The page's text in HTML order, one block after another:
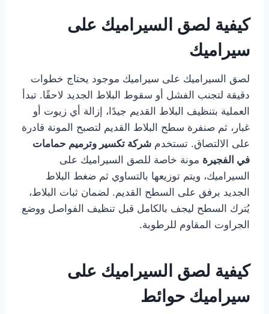
كيفية لصق السيراميك على
سيراميك
لصق السيراميك على سيراميك موجود يحتاج خطوات
دقيقة لتجنب الفشل أو سقوط البلاط الجديد لاحقًا. تبدأ
العملية بتنظيف البلاط القديم جيدًا، إزالة أي زيوت أو
غبار، ثم صنفرة سطح البلاط القديم لتصبح المونة قادرة
على الالتصاق. تستخدم شركة تكسير وترميم حمامات
في الفجيرة مونة خاصة للصق السيراميك على
السيراميك، ويتم توزيعها بالتساوي ثم ضغط البلاط
الجديد برفق على السطح القديم. لضمان ثبات البلاط،
يُترك السطح ليجف بالكامل قبل تنظيف الفواصل ووضع
الجراوت المقاوم للرطوبة.
كيفية لصق السيراميك على
سيراميك حوائط